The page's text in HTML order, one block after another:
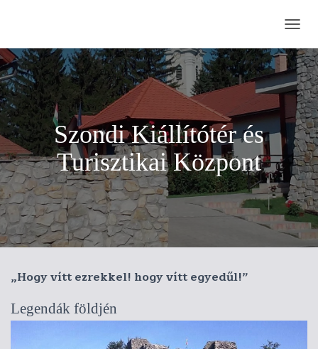
A
V
I
G
Á
C
I
Ó
Ö
S
S
Z
E
Z
Á
R
Szondi Kiállítótér és
Turisztikai Központ
„Hogy vítt ezrekkel! hogy vítt egyedűl!”
Legendák földjén